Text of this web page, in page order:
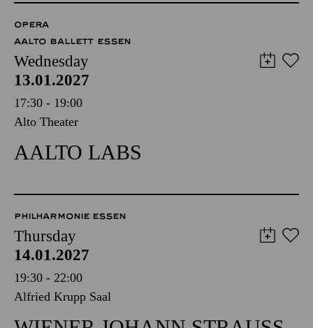
OPERA
AALTO BALLETT ESSEN
Wednesday
13.01.2027
17:30 - 19:00
Alto Theater
AALTO LABS
PHILHARMONIE ESSEN
Thursday
14.01.2027
19:30 - 22:00
Alfried Krupp Saal